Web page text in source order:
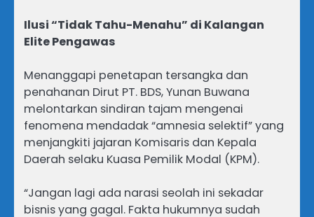
Ilusi “Tidak Tahu-Menahu” di Kalangan
Elite Pengawas
Menanggapi penetapan tersangka dan
penahanan Dirut PT. BDS, Yunan Buwana
melontarkan sindiran tajam mengenai
fenomena mendadak “amnesia selektif” yang
menjangkiti jajaran Komisaris dan Kepala
Daerah selaku Kuasa Pemilik Modal (KPM).
“Jangan lagi ada narasi seolah ini sekadar
bisnis yang gagal. Fakta hukumnya sudah